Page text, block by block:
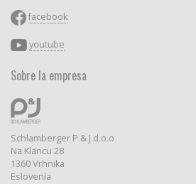
facebook
youtube
Sobre la empresa
Schlamberger P & J d.o.o
Na Klancu 28
1360 Vrhnika
Eslovenia